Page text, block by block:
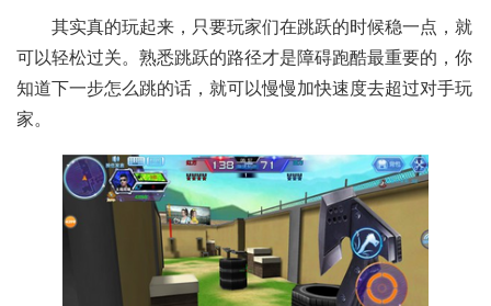
其实真的玩起来，只要玩家们在跳跃的时候稳一点，就
可以轻松过关。熟悉跳跃的路径才是障碍跑酷最重要的，你
知道下一步怎么跳的话，就可以慢慢加快速度去超过对手玩
家。